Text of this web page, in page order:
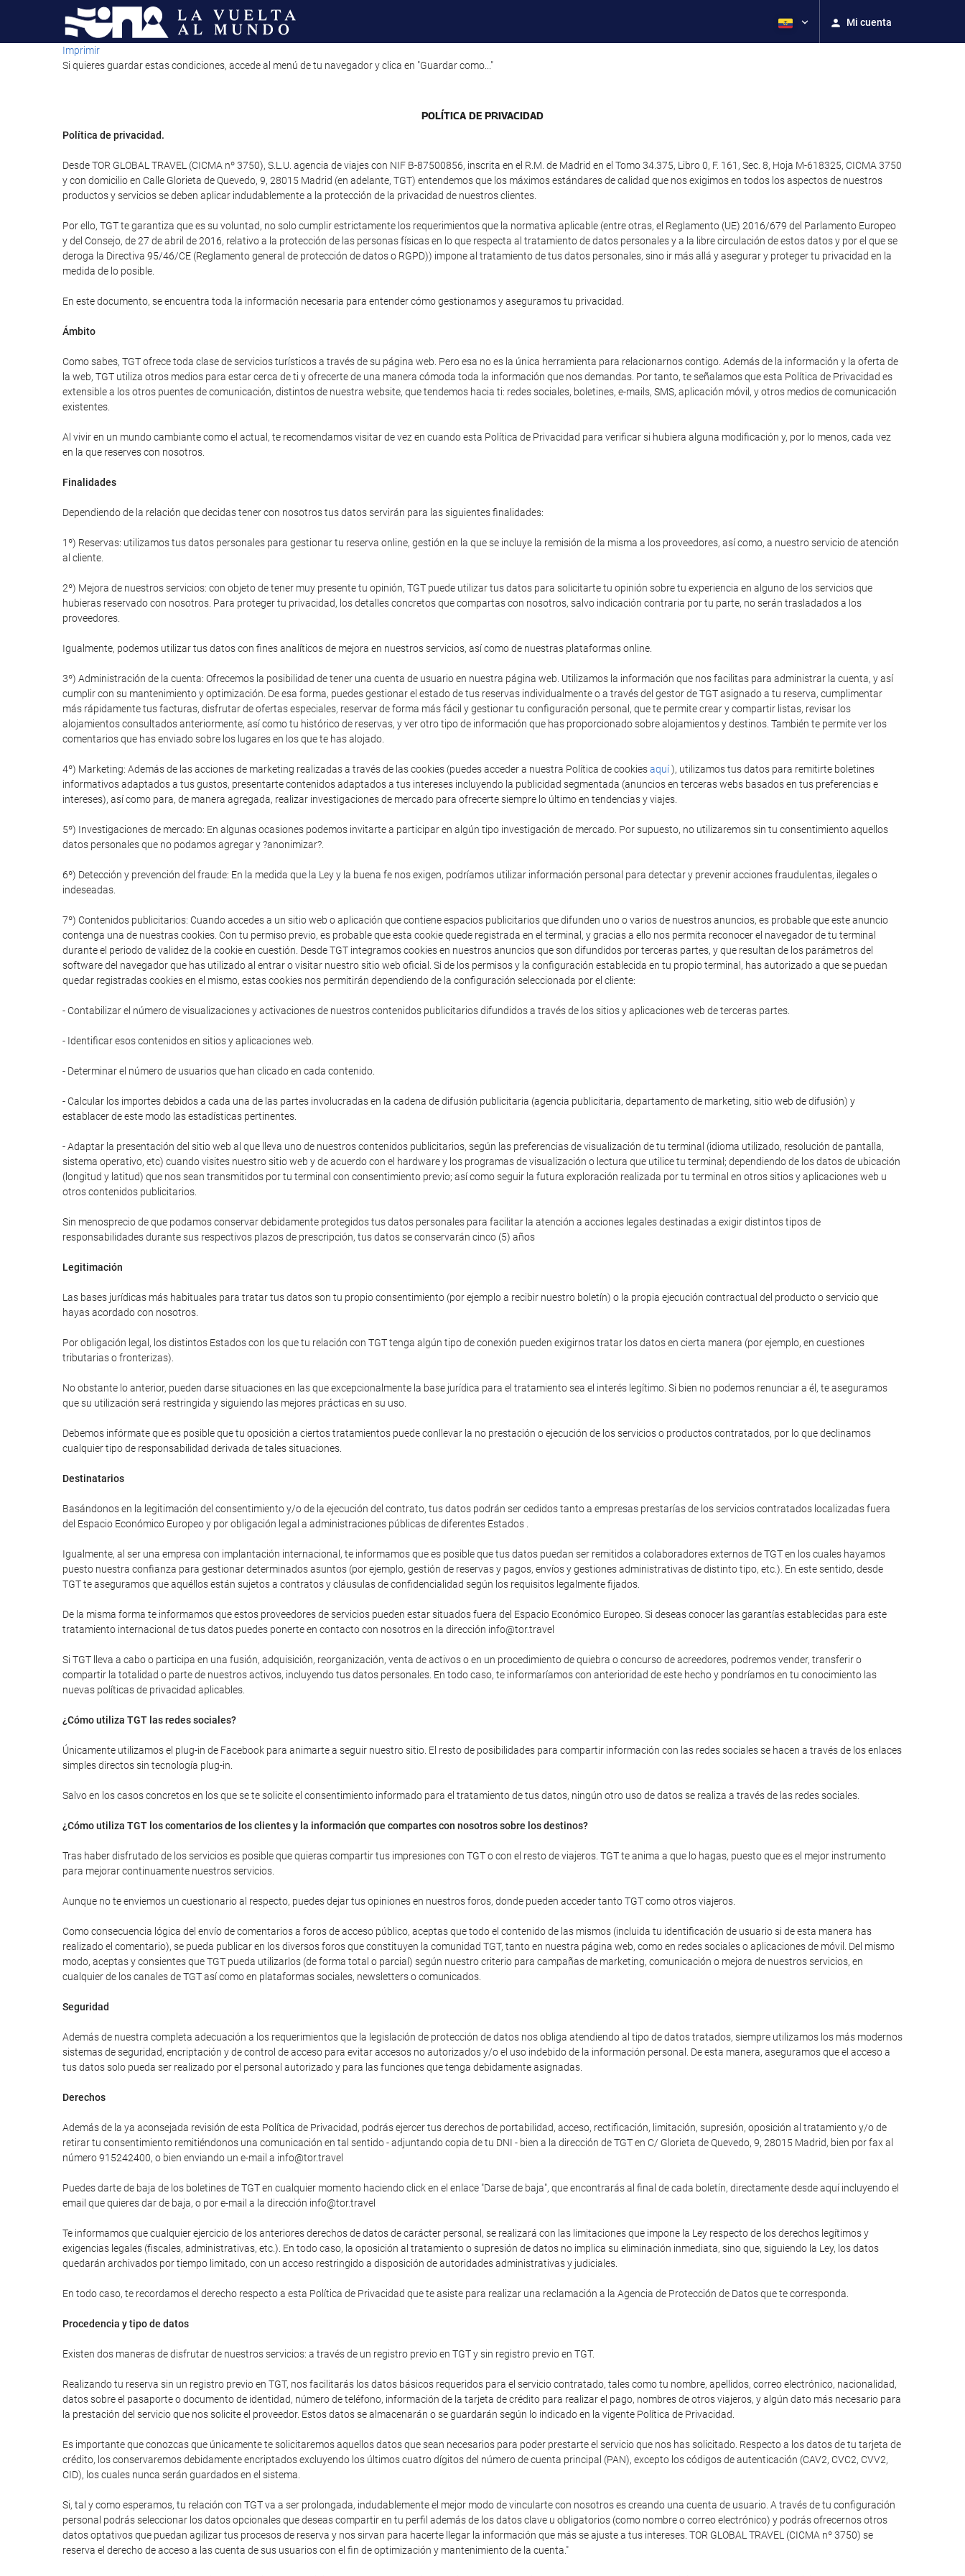
Mi cuenta
Imprimir
Si quieres guardar estas condiciones, accede al menú de tu navegador y clica en "Guardar como..."
POLÍTICA DE PRIVACIDAD
Política de privacidad.
Desde TOR GLOBAL TRAVEL (CICMA nº 3750), S.L.U. agencia de viajes con NIF B-87500856, inscrita en el R.M. de Madrid en el Tomo 34.375, Libro 0, F. 161, Sec. 8, Hoja M-618325, CICMA 3750
y con domicilio en Calle Glorieta de Quevedo, 9, 28015 Madrid (en adelante, TGT) entendemos que los máximos estándares de calidad que nos exigimos en todos los aspectos de nuestros
productos y servicios se deben aplicar indudablemente a la protección de la privacidad de nuestros clientes.
Por ello, TGT te garantiza que es su voluntad, no solo cumplir estrictamente los requerimientos que la normativa aplicable (entre otras, el Reglamento (UE) 2016/679 del Parlamento Europeo
y del Consejo, de 27 de abril de 2016, relativo a la protección de las personas físicas en lo que respecta al tratamiento de datos personales y a la libre circulación de estos datos y por el que se
deroga la Directiva 95/46/CE (Reglamento general de protección de datos o RGPD)) impone al tratamiento de tus datos personales, sino ir más allá y asegurar y proteger tu privacidad en la
medida de lo posible.
En este documento, se encuentra toda la información necesaria para entender cómo gestionamos y aseguramos tu privacidad.
Ámbito
Como sabes, TGT ofrece toda clase de servicios turísticos a través de su página web. Pero esa no es la única herramienta para relacionarnos contigo. Además de la información y la oferta de
la web, TGT utiliza otros medios para estar cerca de ti y ofrecerte de una manera cómoda toda la información que nos demandas. Por tanto, te señalamos que esta Política de Privacidad es
extensible a los otros puentes de comunicación, distintos de nuestra website, que tendemos hacia ti: redes sociales, boletines, e-mails, SMS, aplicación móvil, y otros medios de comunicación
existentes.
Al vivir en un mundo cambiante como el actual, te recomendamos visitar de vez en cuando esta Política de Privacidad para verificar si hubiera alguna modificación y, por lo menos, cada vez
en la que reserves con nosotros.
Finalidades
Dependiendo de la relación que decidas tener con nosotros tus datos servirán para las siguientes finalidades:
1º) Reservas: utilizamos tus datos personales para gestionar tu reserva online, gestión en la que se incluye la remisión de la misma a los proveedores, así como, a nuestro servicio de atención
al cliente.
2º) Mejora de nuestros servicios: con objeto de tener muy presente tu opinión, TGT puede utilizar tus datos para solicitarte tu opinión sobre tu experiencia en alguno de los servicios que
hubieras reservado con nosotros. Para proteger tu privacidad, los detalles concretos que compartas con nosotros, salvo indicación contraria por tu parte, no serán trasladados a los
proveedores.
Igualmente, podemos utilizar tus datos con fines analíticos de mejora en nuestros servicios, así como de nuestras plataformas online.
3º) Administración de la cuenta: Ofrecemos la posibilidad de tener una cuenta de usuario en nuestra página web. Utilizamos la información que nos facilitas para administrar la cuenta, y así
cumplir con su mantenimiento y optimización. De esa forma, puedes gestionar el estado de tus reservas individualmente o a través del gestor de TGT asignado a tu reserva, cumplimentar
más rápidamente tus facturas, disfrutar de ofertas especiales, reservar de forma más fácil y gestionar tu configuración personal, que te permite crear y compartir listas, revisar los
alojamientos consultados anteriormente, así como tu histórico de reservas, y ver otro tipo de información que has proporcionado sobre alojamientos y destinos. También te permite ver los
comentarios que has enviado sobre los lugares en los que te has alojado.
4º) Marketing: Además de las acciones de marketing realizadas a través de las cookies (puedes acceder a nuestra Política de cookiesaquí), utilizamos tus datos para remitirte boletines
informativos adaptados a tus gustos, presentarte contenidos adaptados a tus intereses incluyendo la publicidad segmentada (anuncios en terceras webs basados en tus preferencias e
intereses), así como para, de manera agregada, realizar investigaciones de mercado para ofrecerte siempre lo último en tendencias y viajes.
5º) Investigaciones de mercado: En algunas ocasiones podemos invitarte a participar en algún tipo investigación de mercado. Por supuesto, no utilizaremos sin tu consentimiento aquellos
datos personales que no podamos agregar y ?anonimizar?.
6º) Detección y prevención del fraude: En la medida que la Ley y la buena fe nos exigen, podríamos utilizar información personal para detectar y prevenir acciones fraudulentas, ilegales o
indeseadas.
7º) Contenidos publicitarios: Cuando accedes a un sitio web o aplicación que contiene espacios publicitarios que difunden uno o varios de nuestros anuncios, es probable que este anuncio
contenga una de nuestras cookies. Con tu permiso previo, es probable que esta cookie quede registrada en el terminal, y gracias a ello nos permita reconocer el navegador de tu terminal
durante el periodo de validez de la cookie en cuestión. Desde TGT integramos cookies en nuestros anuncios que son difundidos por terceras partes, y que resultan de los parámetros del
software del navegador que has utilizado al entrar o visitar nuestro sitio web oficial. Si de los permisos y la configuración establecida en tu propio terminal, has autorizado a que se puedan
quedar registradas cookies en el mismo, estas cookies nos permitirán dependiendo de la configuración seleccionada por el cliente:
- Contabilizar el número de visualizaciones y activaciones de nuestros contenidos publicitarios difundidos a través de los sitios y aplicaciones web de terceras partes.
- Identificar esos contenidos en sitios y aplicaciones web.
- Determinar el número de usuarios que han clicado en cada contenido.
- Calcular los importes debidos a cada una de las partes involucradas en la cadena de difusión publicitaria (agencia publicitaria, departamento de marketing, sitio web de difusión) y
establacer de este modo las estadísticas pertinentes.
- Adaptar la presentación del sitio web al que lleva uno de nuestros contenidos publicitarios, según las preferencias de visualización de tu terminal (idioma utilizado, resolución de pantalla,
sistema operativo, etc) cuando visites nuestro sitio web y de acuerdo con el hardware y los programas de visualización o lectura que utilice tu terminal; dependiendo de los datos de ubicación
(longitud y latitud) que nos sean transmitidos por tu terminal con consentimiento previo; así como seguir la futura exploración realizada por tu terminal en otros sitios y aplicaciones web u
otros contenidos publicitarios.
Sin menosprecio de que podamos conservar debidamente protegidos tus datos personales para facilitar la atención a acciones legales destinadas a exigir distintos tipos de
responsabilidades durante sus respectivos plazos de prescripción, tus datos se conservarán cinco (5) años
Legitimación
Las bases jurídicas más habituales para tratar tus datos son tu propio consentimiento (por ejemplo a recibir nuestro boletín) o la propia ejecución contractual del producto o servicio que
hayas acordado con nosotros.
Por obligación legal, los distintos Estados con los que tu relación con TGT tenga algún tipo de conexión pueden exigirnos tratar los datos en cierta manera (por ejemplo, en cuestiones
tributarias o fronterizas).
No obstante lo anterior, pueden darse situaciones en las que excepcionalmente la base jurídica para el tratamiento sea el interés legítimo. Si bien no podemos renunciar a él, te aseguramos
que su utilización será restringida y siguiendo las mejores prácticas en su uso.
Debemos infórmate que es posible que tu oposición a ciertos tratamientos puede conllevar la no prestación o ejecución de los servicios o productos contratados, por lo que declinamos
cualquier tipo de responsabilidad derivada de tales situaciones.
Destinatarios
Basándonos en la legitimación del consentimiento y/o de la ejecución del contrato, tus datos podrán ser cedidos tanto a empresas prestarías de los servicios contratados localizadas fuera
del Espacio Económico Europeo y por obligación legal a administraciones públicas de diferentes Estados .
Igualmente, al ser una empresa con implantación internacional, te informamos que es posible que tus datos puedan ser remitidos a colaboradores externos de TGT en los cuales hayamos
puesto nuestra confianza para gestionar determinados asuntos (por ejemplo, gestión de reservas y pagos, envíos y gestiones administrativas de distinto tipo, etc.). En este sentido, desde
TGT te aseguramos que aquéllos están sujetos a contratos y cláusulas de confidencialidad según los requisitos legalmente fijados.
De la misma forma te informamos que estos proveedores de servicios pueden estar situados fuera del Espacio Económico Europeo. Si deseas conocer las garantías establecidas para este
tratamiento internacional de tus datos puedes ponerte en contacto con nosotros en la dirección info@tor.travel
Si TGT lleva a cabo o participa en una fusión, adquisición, reorganización, venta de activos o en un procedimiento de quiebra o concurso de acreedores, podremos vender, transferir o
compartir la totalidad o parte de nuestros activos, incluyendo tus datos personales. En todo caso, te informaríamos con anterioridad de este hecho y pondríamos en tu conocimiento las
nuevas políticas de privacidad aplicables.
¿Cómo utiliza TGT las redes sociales?
Únicamente utilizamos el plug-in de Facebook para animarte a seguir nuestro sitio. El resto de posibilidades para compartir información con las redes sociales se hacen a través de los enlaces
simples directos sin tecnología plug-in.
Salvo en los casos concretos en los que se te solicite el consentimiento informado para el tratamiento de tus datos, ningún otro uso de datos se realiza a través de las redes sociales.
¿Cómo utiliza TGT los comentarios de los clientes y la información que compartes con nosotros sobre los destinos?
Tras haber disfrutado de los servicios es posible que quieras compartir tus impresiones con TGT o con el resto de viajeros. TGT te anima a que lo hagas, puesto que es el mejor instrumento
para mejorar continuamente nuestros servicios.
Aunque no te enviemos un cuestionario al respecto, puedes dejar tus opiniones en nuestros foros, donde pueden acceder tanto TGT como otros viajeros.
Como consecuencia lógica del envío de comentarios a foros de acceso público, aceptas que todo el contenido de las mismos (incluida tu identificación de usuario si de esta manera has
realizado el comentario), se pueda publicar en los diversos foros que constituyen la comunidad TGT, tanto en nuestra página web, como en redes sociales o aplicaciones de móvil. Del mismo
modo, aceptas y consientes que TGT pueda utilizarlos (de forma total o parcial) según nuestro criterio para campañas de marketing, comunicación o mejora de nuestros servicios, en
cualquier de los canales de TGT así como en plataformas sociales, newsletters o comunicados.
Seguridad
Además de nuestra completa adecuación a los requerimientos que la legislación de protección de datos nos obliga atendiendo al tipo de datos tratados, siempre utilizamos los más modernos
sistemas de seguridad, encriptación y de control de acceso para evitar accesos no autorizados y/o el uso indebido de la información personal. De esta manera, aseguramos que el acceso a
tus datos solo pueda ser realizado por el personal autorizado y para las funciones que tenga debidamente asignadas.
Derechos
Además de la ya aconsejada revisión de esta Política de Privacidad, podrás ejercer tus derechos de portabilidad, acceso, rectificación, limitación, supresión, oposición al tratamiento y/o de
retirar tu consentimiento remitiéndonos una comunicación en tal sentido - adjuntando copia de tu DNI - bien a la dirección de TGT en C/ Glorieta de Quevedo, 9, 28015 Madrid, bien por fax al
número 915242400, o bien enviando un e-mail a info@tor.travel
Puedes darte de baja de los boletines de TGT en cualquier momento haciendo click en el enlace "Darse de baja", que encontrarás al final de cada boletín, directamente desde aquí incluyendo el
email que quieres dar de baja, o por e-mail a la dirección info@tor.travel
Te informamos que cualquier ejercicio de los anteriores derechos de datos de carácter personal, se realizará con las limitaciones que impone la Ley respecto de los derechos legítimos y
exigencias legales (fiscales, administrativas, etc.). En todo caso, la oposición al tratamiento o supresión de datos no implica su eliminación inmediata, sino que, siguiendo la Ley, los datos
quedarán archivados por tiempo limitado, con un acceso restringido a disposición de autoridades administrativas y judiciales.
En todo caso, te recordamos el derecho respecto a esta Política de Privacidad que te asiste para realizar una reclamación a la Agencia de Protección de Datos que te corresponda.
Procedencia y tipo de datos
Existen dos maneras de disfrutar de nuestros servicios: a través de un registro previo en TGT y sin registro previo en TGT.
Realizando tu reserva sin un registro previo en TGT, nos facilitarás los datos básicos requeridos para el servicio contratado, tales como tu nombre, apellidos, correo electrónico, nacionalidad,
datos sobre el pasaporte o documento de identidad, número de teléfono, información de la tarjeta de crédito para realizar el pago, nombres de otros viajeros, y algún dato más necesario para
la prestación del servicio que nos solicite el proveedor. Estos datos se almacenarán o se guardarán según lo indicado en la vigente Política de Privacidad.
Es importante que conozcas que únicamente te solicitaremos aquellos datos que sean necesarios para poder prestarte el servicio que nos has solicitado. Respecto a los datos de tu tarjeta de
crédito, los conservaremos debidamente encriptados excluyendo los últimos cuatro dígitos del número de cuenta principal (PAN), excepto los códigos de autenticación (CAV2, CVC2, CVV2,
CID), los cuales nunca serán guardados en el sistema.
Si, tal y como esperamos, tu relación con TGT va a ser prolongada, indudablemente el mejor modo de vincularte con nosotros es creando una cuenta de usuario. A través de tu configuración
personal podrás seleccionar los datos opcionales que deseas compartir en tu perfil además de los datos clave u obligatorios (como nombre o correo electrónico) y podrás ofrecernos otros
datos optativos que puedan agilizar tus procesos de reserva y nos sirvan para hacerte llegar la información que más se ajuste a tus intereses. TOR GLOBAL TRAVEL (CICMA nº 3750) se
reserva el derecho de acceso a las cuenta de sus usuarios con el fin de optimización y mantenimiento de la cuenta."